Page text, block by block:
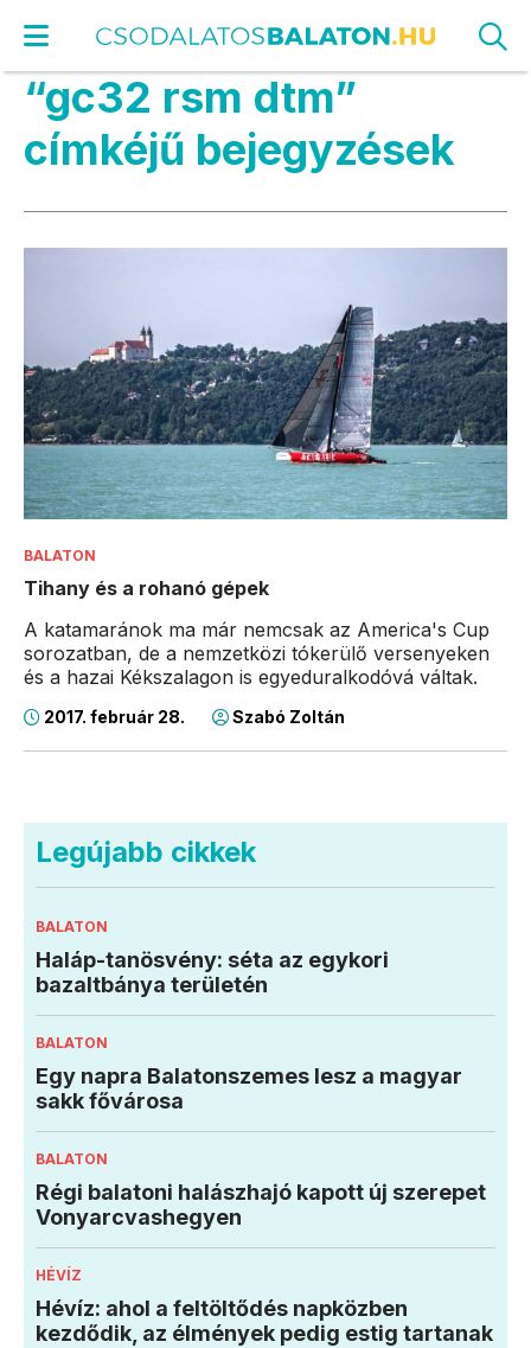
“gc32 rsm dtm”
címkéjű bejegyzések
BALATON
Tihany és a rohanó gépek
A katamaránok ma már nemcsak az America's Cup
sorozatban, de a nemzetközi tókerülő versenyeken
és a hazai Kékszalagon is egyeduralkodóvá váltak.
2017. február 28. Szabó Zoltán
Legújabb cikkek
BALATON
Haláp-tanösvény: séta az egykori
bazaltbánya területén
BALATON
Egy napra Balatonszemes lesz a magyar
sakk fővárosa
BALATON
Régi balatoni halászhajó kapott új szerepet
Vonyarcvashegyen
HÉVÍZ
Hévíz: ahol a feltöltődés napközben
kezdődik, az élmények pedig estig tartanak